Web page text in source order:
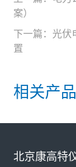
案）
下一篇： 光伏
置
相关产品
北京康高特